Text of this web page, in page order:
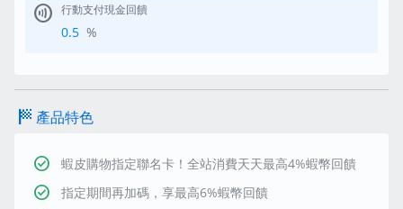
contactless 行動支付現金回饋
0.5 %
sports_score 產品特色
check_circle 蝦皮購物指定聯名卡！全站消費天天最高4%蝦幣回饋
check_circle 指定期間再加碼，享最高6%蝦幣回饋